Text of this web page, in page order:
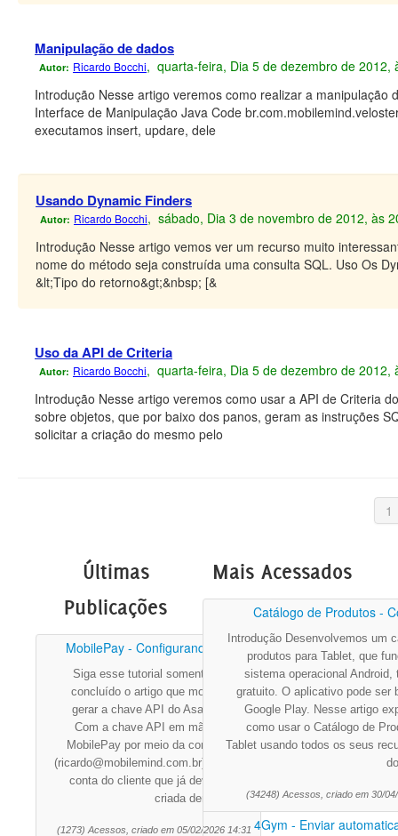
Manipulação de dados
Autor: Ricardo Bocchi, quarta-feira, Dia 5 de dezembro de 2012,
Introdução Nesse artigo veremos como realizar a
Interface de Manipulação Java Code
executamos insert, updare, dele
Usando Dynamic Finders
Autor: Ricardo Bocchi, sábado, Dia 3 de novembro de 2012, às
Introdução Nesse artigo vemos ver um recurso muito
nome do método seja construída uma consulta SQL. Uso Os
&lt;Tipo do retorno&gt;&nbsp; [&
Uso da API de Criteria
Autor: Ricardo Bocchi, quarta-feira, Dia 5 de dezembro de 2012,
Introdução Nesse artigo veremos como usar a API de Criteria
sobre objetos, que por baixo dos panos, geram as instruções
solicitar a criação do mesmo pelo
1
Últimas
Publicações
MobilePay - Configurando para ...
Siga esse tutorial somente após ter
concluído o artigo que mostra como
gerar a chave API do Asaas.&nbsp;
Com a chave API em mãos, abra o
MobilePay por meio da conta master
(ricardo@mobilemind.com.br); Entre na
conta do cliente que já deve ter sido
criada dentro do 4G
(1273) Acessos, criado em 05/02/2026 14:31
Mais Acessados
Catálogo de Produtos -
Introdução Desenvolvemos um
produtos para Tablet, que
sistema operacional Android,
gratuito. O aplicativo pode ser
Google Play. Nesse artigo
como usar o Catálogo de
Tablet usando todos os seus
(34248) Acessos, criado em 30/
4Gym - Enviar